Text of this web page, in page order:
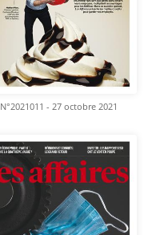
N°2021011 - 27 octobre 2021